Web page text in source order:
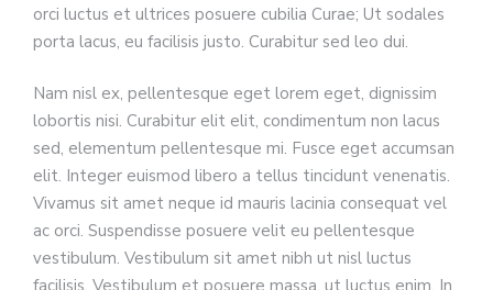
orci luctus et ultrices posuere cubilia Curae; Ut sodales
porta lacus, eu facilisis justo. Curabitur sed leo dui.
Nam nisl ex, pellentesque eget lorem eget, dignissim
lobortis nisi. Curabitur elit elit, condimentum non lacus
sed, elementum pellentesque mi. Fusce eget accumsan
elit. Integer euismod libero a tellus tincidunt venenatis.
Vivamus sit amet neque id mauris lacinia consequat vel
ac orci. Suspendisse posuere velit eu pellentesque
vestibulum. Vestibulum sit amet nibh ut nisl luctus
facilisis. Vestibulum et posuere massa, ut luctus enim. In